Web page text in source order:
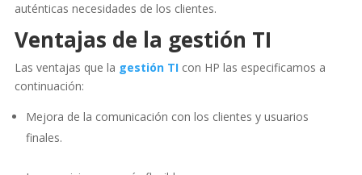
auténticas necesidades de los clientes.
Ventajas de la gestión TI
Las ventajas que la gestión TIcon HP las especificamos a
continuación:
Mejora de la comunicación con los clientes y usuarios
finales.